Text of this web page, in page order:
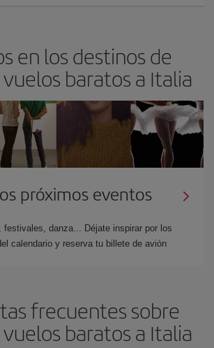
en los destinos de
baratos a Italia
próximos eventos
festivales, danza... Déjate inspirar por los
calendario y reserva tu billete de avión
frecuentes sobre
baratos a Italia